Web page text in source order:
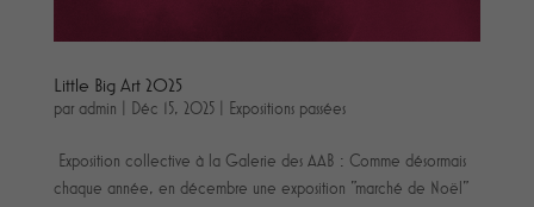
Little Big Art 2025
par admin Déc 15, 2025| Expositions passées
Exposition collective à la Galerie des AAB : Comme désormais
chaque année, en décembre une exposition "marché de Noël"